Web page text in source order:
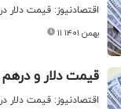
اقتصادنیوز: قیمت دلار
۱۱ بهمن ۱۴۰۱
قیمت دلار و درهم امروز
اقتصادنیوز: قیمت دلار